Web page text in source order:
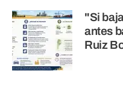
"Si
antes
Ruiz